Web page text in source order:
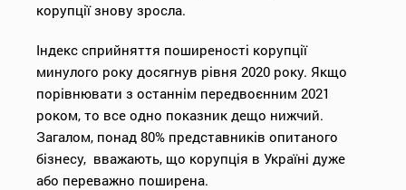
корупції знову зросла.
Індекс сприйняття поширеності корупції
минулого року досягнув рівня 2020 року. Якщо
порівнювати з останнім передвоєнним 2021
роком, то все одно показник дещо нижчий.
Загалом, понад 80% представників опитаного
бізнесу, вважають, що корупція в Україні дуже
або переважно поширена.